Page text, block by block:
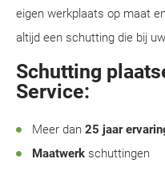
eigen werkplaats op maat
altijd een schutting die bij
Schutting
Service:
Meer dan 25 jaar
Maatwerk schuttingen